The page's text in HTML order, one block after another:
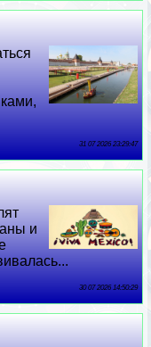
31 07 2026 23:29:47
и
30 07 2026 14:50:29